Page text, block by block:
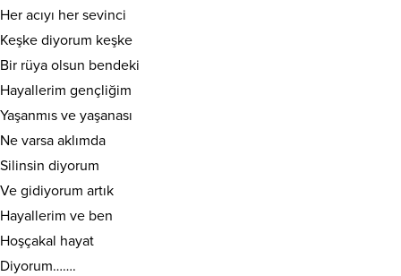
Her acıyı her sevinci
Keşke diyorum keşke
Bir rüya olsun bendeki
Hayallerim gençliğim
Yaşanmıs ve yaşanası
Ne varsa aklımda
Silinsin diyorum
Ve gidiyorum artık
Hayallerim ve ben
Hoşçakal hayat
Diyorum…….